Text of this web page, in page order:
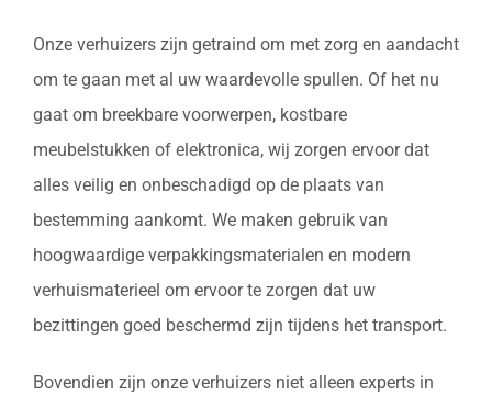
Onze verhuizers zijn getraind om met zorg en aandacht
om te gaan met al uw waardevolle spullen. Of het nu
gaat om breekbare voorwerpen, kostbare
meubelstukken of elektronica, wij zorgen ervoor dat
alles veilig en onbeschadigd op de plaats van
bestemming aankomt. We maken gebruik van
hoogwaardige verpakkingsmaterialen en modern
verhuismaterieel om ervoor te zorgen dat uw
bezittingen goed beschermd zijn tijdens het transport.
Bovendien zijn onze verhuizers niet alleen experts in